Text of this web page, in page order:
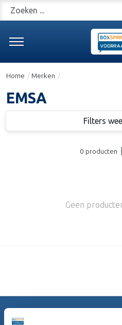
Zoeken
Home / Merken /
EMSA
Filters
0 producten
Geen